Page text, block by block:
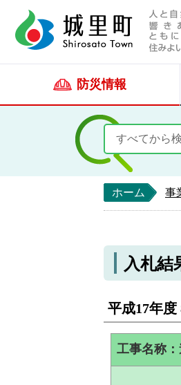
防災情報
ホーム 事
入札結
平成17年度
工事名称